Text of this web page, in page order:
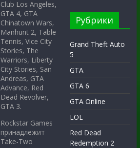
Club Los Angeles,
GTA 4, GTA
Chinatown Wars,
Manhunt 2, Table
Tennis, Vice City
Stories, The
Warriors, Liberty
City Stories, San
Andreas, GTA
Advance, Red
Dead Revolver,
GTA 3.
Rockstar Games
принадлежит
Take-Two
Рубрики
Grand Theft Auto
5
GTA
GTA 6
GTA Online
LOL
Red Dead
Redemption 2